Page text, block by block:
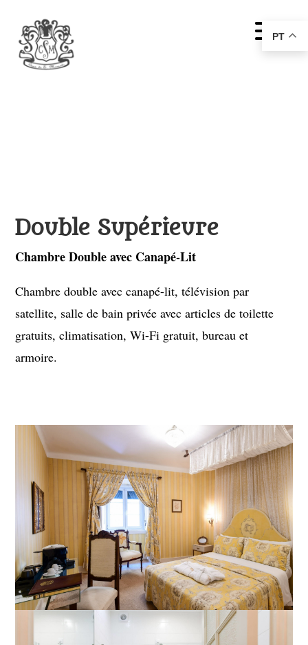
Double Supérieure
Chambre Double avec Canapé-Lit
Chambre double avec canapé-lit, télévision par
satellite, salle de bain privée avec articles de toilette
gratuits, climatisation, Wi-Fi gratuit, bureau et
armoire.
PT